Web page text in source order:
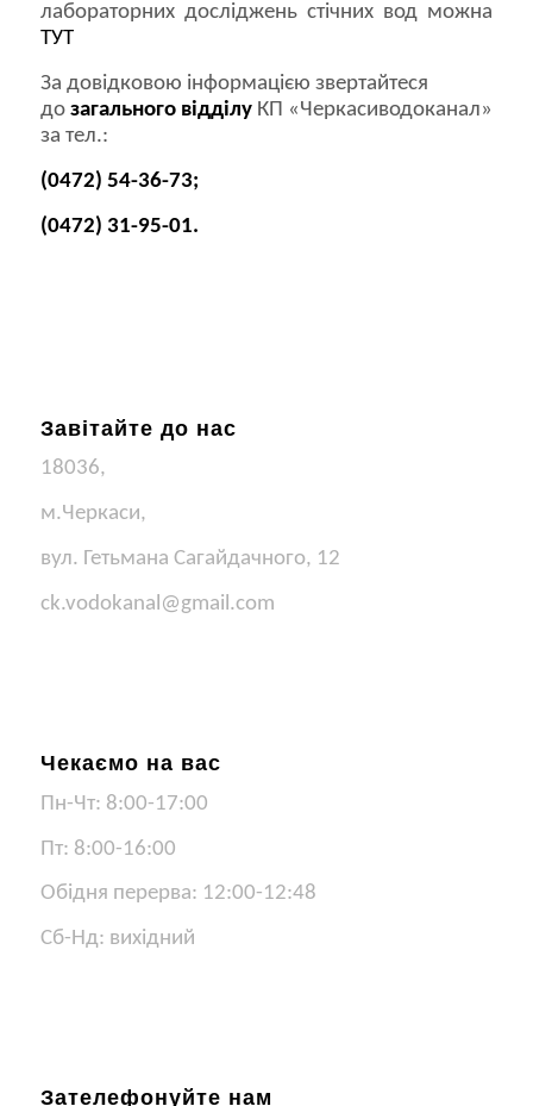
лабораторних досліджень стічних вод можна
ТУТ
За довідковою інформацією звертайтеся
до загального відділуКП «Черкасиводоканал»
за тел.:
(0472) 54-36-73;
(0472) 31-95-01.
Завітайте до нас
18036,
м.Черкаси,
вул. Гетьмана Сагайдачного, 12
ck.vodokanal@gmail.com
Чекаємо на вас
Пн-Чт: 8:00-17:00
Пт: 8:00-16:00
Обідня перерва: 12:00-12:48
Сб-Нд: вихідний
Зателефонуйте нам